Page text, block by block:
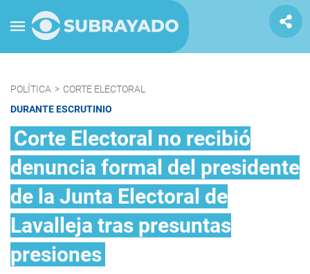
POLÍTICA > CORTE ELECTORAL
DURANTE ESCRUTINIO
Corte Electoral no recibió
denuncia formal del presidente
de la Junta Electoral de
Lavalleja tras presuntas
presiones